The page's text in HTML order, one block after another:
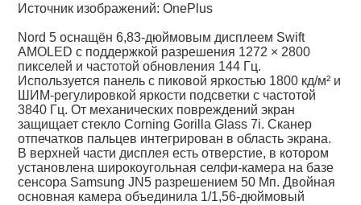
Источник изображений: OnePlus
Nord 5 оснащён 6,83-дюймовым дисплеем Swift
AMOLED с поддержкой разрешения 1272 × 2800
пикселей и частотой обновления 144 Гц.
Используется панель с пиковой яркостью 1800 кд/м² и
ШИМ-регулировкой яркости подсветки с частотой
3840 Гц. От механических повреждений экран
защищает стекло Corning Gorilla Glass 7i. Сканер
отпечатков пальцев интегрирован в область экрана.
В верхней части дисплея есть отверстие, в котором
установлена широкоугольная селфи-камера на базе
сенсора Samsung JN5 разрешением 50 Мп. Двойная
основная камера объединила 1/1,56-дюймовый